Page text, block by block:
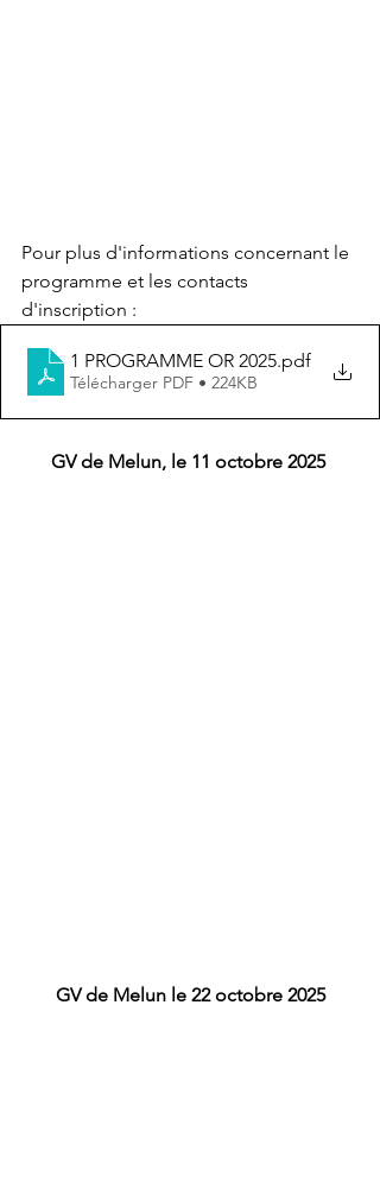
Pour plus d'informations concernant le
programme et les contacts
d'inscription :
1 PROGRAMME OR 2025.pdf
Télécharger PDF • 224KB
GV de Melun, le 11 octobre 2025
GV de Melun le 22 octobre 2025